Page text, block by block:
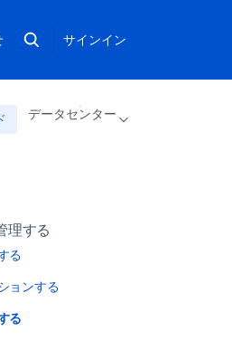
サインイン
データセンター
理する
る
ョンする
る